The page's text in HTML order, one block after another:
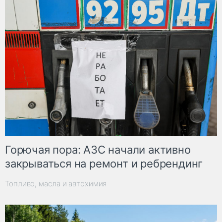
Горючая пора: АЗС начали активно
закрываться на ремонт и ребрендинг
Топливо, масла и автохимия